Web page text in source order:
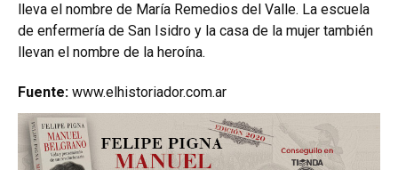
lleva el nombre de María Remedios del Valle. La escuela
de enfermería de San Isidro y la casa de la mujer también
llevan el nombre de la heroína.
Fuente: www.elhistoriador.com.ar